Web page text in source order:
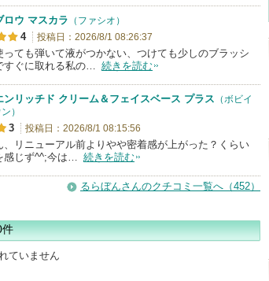
ロウ マスカラ （ファシオ）
4 投稿日：2026/8/1 08:26:37
っても弾いて液がつかない、つけても少しのブラッシ
すぐに取れる私の… 続きを読む
ンリッチド クリーム＆フェイスベース プラス （ボビイ
）
3 投稿日：2026/8/1 08:15:56
、リニューアル前よりやや密着感が上がった？くらい
感じず^^;今は… 続きを読む
るらぼんさんのクチコミ一覧へ（452）
件
ていません